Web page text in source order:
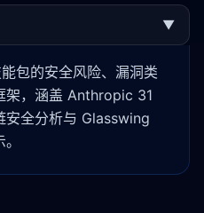
▼
包的安全风险、漏洞类
架，涵盖 Anthropic 31
安全分析与 Glasswing